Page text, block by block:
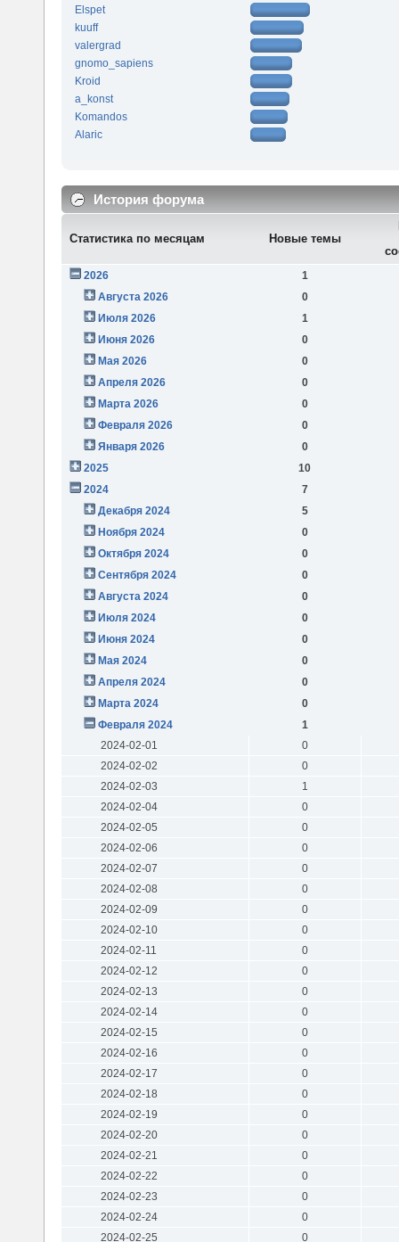
Elspet
kuuff
valergrad
gnomo_sapiens
Kroid
a_konst
Komandos
Alaric
История форума
Статистика по месяцам Новые темы
2026
1
Августа 2026
0
Июля 2026
1
Июня 2026
0
Мая 2026
0
Апреля 2026
0
Марта 2026
0
Февраля 2026
0
Января 2026
0
2025
10
2024
7
Декабря 2024
5
Ноября 2024
0
Октября 2024
0
Сентября 2024
0
Августа 2024
0
Июля 2024
0
Июня 2024
0
Мая 2024
0
Апреля 2024
0
Марта 2024
0
Февраля 2024
1
2024-02-01
0
2024-02-02
0
2024-02-03
1
2024-02-04
0
2024-02-05
0
2024-02-06
0
2024-02-07
0
2024-02-08
0
2024-02-09
0
2024-02-10
0
2024-02-11
0
2024-02-12
0
2024-02-13
0
2024-02-14
0
2024-02-15
0
2024-02-16
0
2024-02-17
0
2024-02-18
0
2024-02-19
0
2024-02-20
0
2024-02-21
0
2024-02-22
0
2024-02-23
0
2024-02-24
0
2024-02-25
0